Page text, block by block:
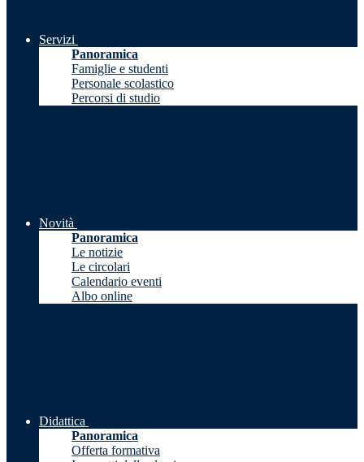
Servizi
Panoramica
Famiglie e studenti
Personale scolastico
Percorsi di studio
Novità
Panoramica
Le notizie
Le circolari
Calendario eventi
Albo online
Didattica
Panoramica
Offerta formativa